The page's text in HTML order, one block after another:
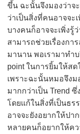
ขึ้น ฉะนั้นจึงมองว่าจ
ว่าเป็นสิ่งที่คนอาจจะ
บางคนก็อาจจะเพิ่งรู้
สามารถช่วยเรื่องกา
มานาน พอเรามาทำ
point ในการยิ้มให้ส
เพราะฉะนั้นหมอจึงม
มากกว่าเป็น Trend
โดยแก้ในสิ่งที่เป็นธร
อาจจะยังอยากให้ปา
หลายคนก็อยากให้คว